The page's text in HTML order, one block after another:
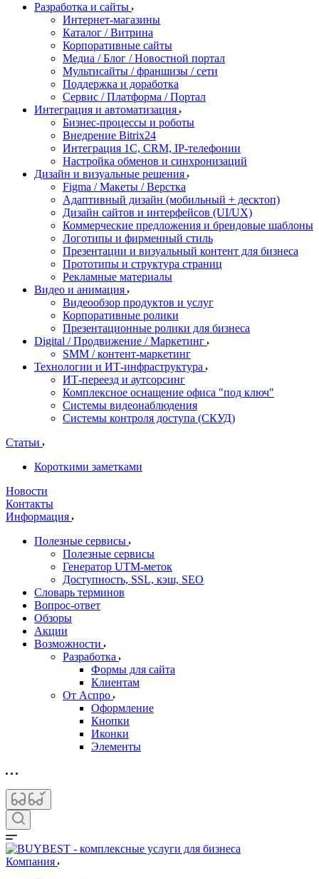
Разработка и сайты
Интернет-магазины
Каталог / Витрина
Корпоративные сайты
Медиа / Блог / Новостной портал
Мультисайты / франшизы / сети
Поддержка и доработка
Сервис / Платформа / Портал
Интеграция и автоматизация
Бизнес-процессы и роботы
Внедрение Bitrix24
Интеграция 1С, CRM, IP-телефонии
Настройка обменов и синхронизаций
Дизайн и визуальные решения
Figma / Макеты / Верстка
Адаптивный дизайн (мобильный + десктоп)
Дизайн сайтов и интерфейсов (UI/UX)
Коммерческие предложения и брендовые шаблоны
Логотипы и фирменный стиль
Презентации и визуальный контент для бизнеса
Прототипы и структура страниц
Рекламные материалы
Видео и анимация
Видеообзор продуктов и услуг
Корпоративные ролики
Презентационные ролики для бизнеса
Digital / Продвижение / Маркетинг
SMM / контент-маркетинг
Технологии и ИТ-инфраструктура
ИТ-переезд и аутсорсинг
Комплексное оснащение офиса "под ключ"
Системы видеонаблюдения
Системы контроля доступа (СКУД)
Статьи
Короткими заметками
Новости
Контакты
Информация
Полезные сервисы
Полезные сервисы
Генератор UTM‑меток
Доступность, SSL, кэш, SEO
Словарь терминов
Вопрос-ответ
Обзоры
Акции
Возможности
Разработка
Формы для сайта
Клиентам
От Аспро
Оформление
Кнопки
Иконки
Элементы
Компания